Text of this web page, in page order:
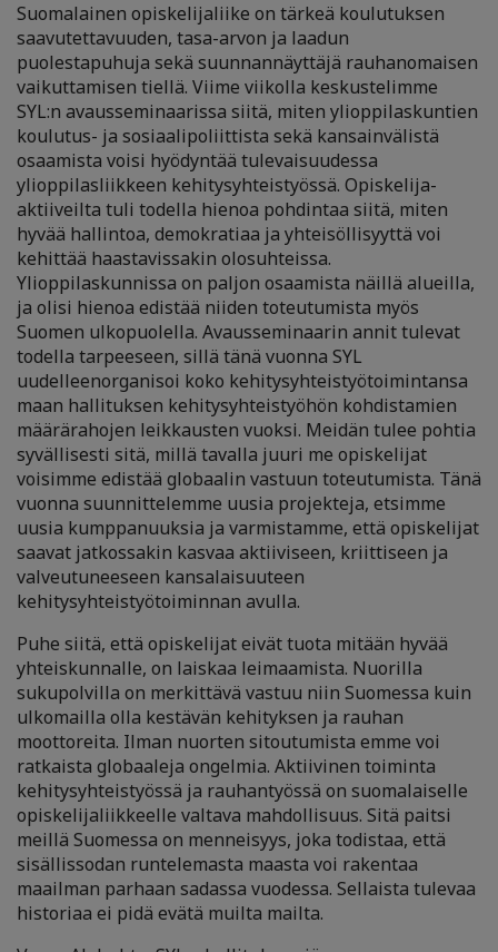
Suomalainen opiskelijaliike on tärkeä koulutuksen
saavutettavuuden, tasa-arvon ja laadun
puolestapuhuja sekä suunnannäyttäjä rauhanomaisen
vaikuttamisen tiellä. Viime viikolla keskustelimme
SYL:n avausseminaarissa siitä, miten ylioppilaskuntien
koulutus- ja sosiaalipoliittista sekä kansainvälistä
osaamista voisi hyödyntää tulevaisuudessa
ylioppilasliikkeen kehitysyhteistyössä. Opiskelija-
aktiiveilta tuli todella hienoa pohdintaa siitä, miten
hyvää hallintoa, demokratiaa ja yhteisöllisyyttä voi
kehittää haastavissakin olosuhteissa.
Ylioppilaskunnissa on paljon osaamista näillä alueilla,
ja olisi hienoa edistää niiden toteutumista myös
Suomen ulkopuolella. Avausseminaarin annit tulevat
todella tarpeeseen, sillä tänä vuonna SYL
uudelleenorganisoi koko kehitysyhteistyötoimintansa
maan hallituksen kehitysyhteistyöhön kohdistamien
määrärahojen leikkausten vuoksi. Meidän tulee pohtia
syvällisesti sitä, millä tavalla juuri me opiskelijat
voisimme edistää globaalin vastuun toteutumista. Tänä
vuonna suunnittelemme uusia projekteja, etsimme
uusia kumppanuuksia ja varmistamme, että opiskelijat
saavat jatkossakin kasvaa aktiiviseen, kriittiseen ja
valveutuneeseen kansalaisuuteen
kehitysyhteistyötoiminnan avulla.
Puhe siitä, että opiskelijat eivät tuota mitään hyvää
yhteiskunnalle, on laiskaa leimaamista. Nuorilla
sukupolvilla on merkittävä vastuu niin Suomessa kuin
ulkomailla olla kestävän kehityksen ja rauhan
moottoreita. Ilman nuorten sitoutumista emme voi
ratkaista globaaleja ongelmia. Aktiivinen toiminta
kehitysyhteistyössä ja rauhantyössä on suomalaiselle
opiskelijaliikkeelle valtava mahdollisuus. Sitä paitsi
meillä Suomessa on menneisyys, joka todistaa, että
sisällissodan runtelemasta maasta voi rakentaa
maailman parhaan sadassa vuodessa. Sellaista tulevaa
historiaa ei pidä evätä muilta mailta.